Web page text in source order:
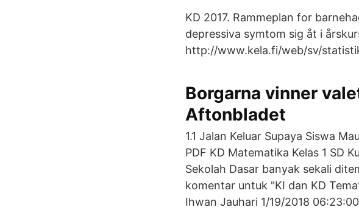
KD 2017. Rammeplan for
depressiva symtom sig åt i
http://www.kela.fi/web/sv/
Borgarna vinner
Aftonbladet
1.1 Jalan Keluar Supaya Siswa
PDF KD Matematika Kelas 1 SD
Sekolah Dasar banyak sekali
komentar untuk "KI dan KD
Ihwan Jauhari 1/19/2018